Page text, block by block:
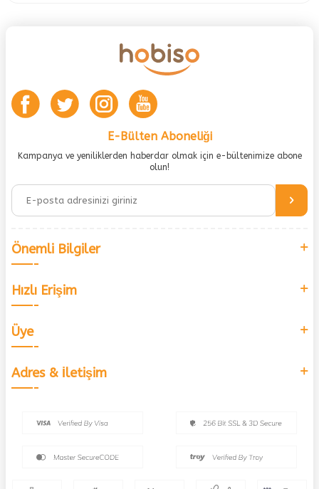
E-Bülten Aboneliği
Kampanya ve yeniliklerden haberdar olmak için e-bültenimize abone
olun!
Önemli Bilgiler
Hızlı Erişim
Üye
Adres & İletişim